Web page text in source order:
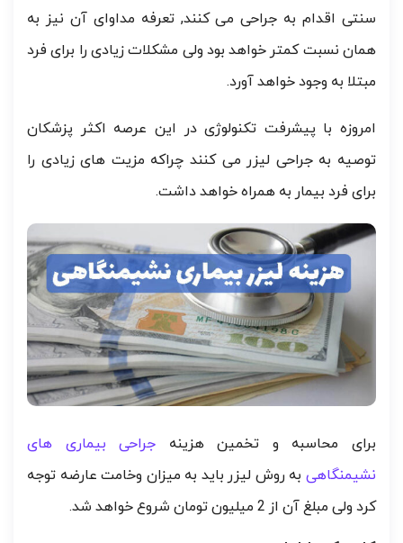
سنتی اقدام به جراحی می کنند, تعرفه مداوای آن نیز به
همان نسبت کمتر خواهد بود ولی مشکلات زیادی را برای فرد
مبتلا به وجود خواهد آورد.
امروزه با پیشرفت تکنولوژی در این عرصه اکثر پزشکان
توصیه به جراحی لیزر می کنند چراکه مزیت های زیادی را
برای فرد بیمار به همراه خواهد داشت.
برای محاسبه و تخمین هزینه جراحی بیماری های
نشیمنگاهی به روش لیزر باید به میزان وخامت عارضه توجه
کرد ولی مبلغ آن از 2 میلیون تومان شروع خواهد شد.